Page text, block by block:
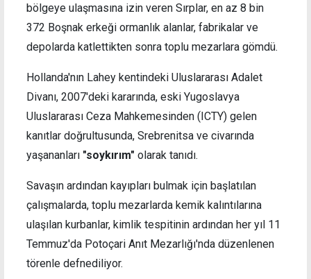
bölgeye ulaşmasına izin veren Sırplar, en az 8 bin
372 Boşnak erkeği ormanlık alanlar, fabrikalar ve
depolarda katlettikten sonra toplu mezarlara gömdü.
Hollanda'nın Lahey kentindeki Uluslararası Adalet
Divanı, 2007'deki kararında, eski Yugoslavya
Uluslararası Ceza Mahkemesinden (ICTY) gelen
kanıtlar doğrultusunda, Srebrenitsa ve civarında
yaşananları "soykırım" olarak tanıdı.
Savaşın ardından kayıpları bulmak için başlatılan
çalışmalarda, toplu mezarlarda kemik kalıntılarına
ulaşılan kurbanlar, kimlik tespitinin ardından her yıl 11
Temmuz'da Potoçari Anıt Mezarlığı'nda düzenlenen
törenle defnediliyor.